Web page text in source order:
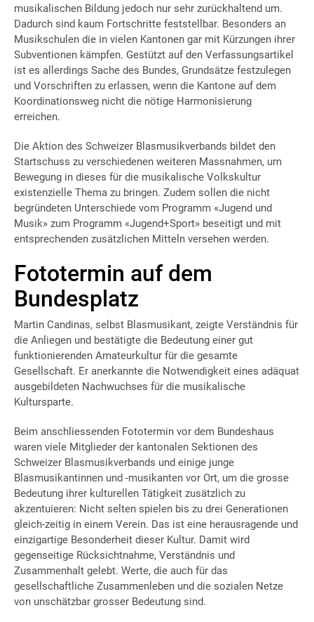
musikalischen Bildung jedoch nur sehr zurückhaltend um.
Dadurch sind kaum Fortschritte feststellbar. Besonders an
Musikschulen die in vielen Kantonen gar mit Kürzungen ihrer
Subventionen kämpfen. Gestützt auf den Verfassungsartikel
ist es allerdings Sache des Bundes, Grundsätze festzulegen
und Vorschriften zu erlassen, wenn die Kantone auf dem
Koordinationsweg nicht die nötige Harmonisierung
erreichen.
Die Aktion des Schweizer Blasmusikverbands bildet den
Startschuss zu verschiedenen weiteren Massnahmen, um
Bewegung in dieses für die musikalische Volkskultur
existenzielle Thema zu bringen. Zudem sollen die nicht
begründeten Unterschiede vom Programm «Jugend und
Musik» zum Programm «Jugend+Sport» beseitigt und mit
entsprechenden zusätzlichen Mitteln versehen werden.
Fototermin auf dem
Bundesplatz
Martin Candinas, selbst Blasmusikant, zeigte Verständnis für
die Anliegen und bestätigte die Bedeutung einer gut
funktionierenden Amateurkultur für die gesamte
Gesellschaft. Er anerkannte die Notwendigkeit eines adäquat
ausgebildeten Nachwuchses für die musikalische
Kultursparte.
Beim anschliessenden Fototermin vor dem Bundeshaus
waren viele Mitglieder der kantonalen Sektionen des
Schweizer Blasmusikverbands und einige junge
Blasmusikantinnen und -musikanten vor Ort, um die grosse
Bedeutung ihrer kulturellen Tätigkeit zusätzlich zu
akzentuieren: Nicht selten spielen bis zu drei Generationen
gleich-zeitig in einem Verein. Das ist eine herausragende und
einzigartige Besonderheit dieser Kultur. Damit wird
gegenseitige Rücksichtnahme, Verständnis und
Zusammenhalt gelebt. Werte, die auch für das
gesellschaftliche Zusammenleben und die sozialen Netze
von unschätzbar grosser Bedeutung sind.